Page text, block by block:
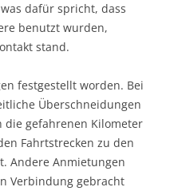
dafür spricht, dass
benutzt wurden,
stand.
festgestellt worden. Bei
Überschneidungen
die gefahrenen Kilometer
Fahrtstrecken zu den
Andere Anmietungen
Verbindung gebracht